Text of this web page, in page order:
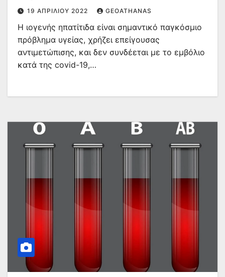
19 ΑΠΡΙΛΊΟΥ 2022 GEOATHANAS
Η ιογενής ηπατίτιδα είναι σημαντικό παγκόσμιο
πρόβλημα υγείας, χρήζει επείγουσας
αντιµετώπισης, και δεν συνδέεται με το εμβόλιο
κατά της covid-19,…